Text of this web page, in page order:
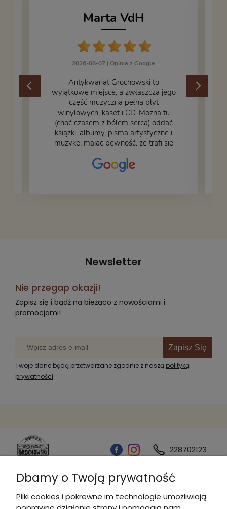
Marta VdH
2026-08-07 | Opinia z Google
​Antykwariat Grochowski to
wyjątkowe miejsce, a zwłaszcza jego
część muzyczna pełna płyt
winylowych, kaset i CD. Można tu
(choć czasem z bólem serca) oddać
książki, albumy, pisma artystyczne i
muzykę, mając pewność, że trafi się
– nasze książki w trakcie
przepakowywania. Część oddaliśmy
Newsletter
Nie przegap okazji!
Zapisz się i bądź na bieżąco z nowościami i
promocjami!
Zapisz Się
Twoje dane będą przetwarzane zgodnie z naszą polityką
prywatności
228702123
Kontakt
Dbamy o Twoją prywatność
Pliki cookies i pokrewne im technologie umożliwiają